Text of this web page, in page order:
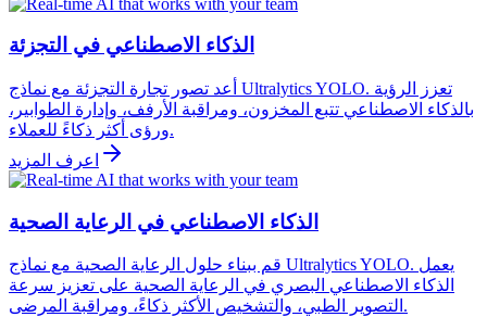
الذكاء الاصطناعي في التجزئة
أعد تصور تجارة التجزئة مع نماذج Ultralytics YOLO. تعزز الرؤية
بالذكاء الاصطناعي تتبع المخزون، ومراقبة الأرفف، وإدارة الطوابير،
ورؤى أكثر ذكاءً للعملاء.
اعرف المزيد
الذكاء الاصطناعي في الرعاية الصحية
قم ببناء حلول الرعاية الصحية مع نماذج Ultralytics YOLO. يعمل
الذكاء الاصطناعي البصري في الرعاية الصحية على تعزيز سرعة
التصوير الطبي، والتشخيص الأكثر ذكاءً، ومراقبة المرضى.